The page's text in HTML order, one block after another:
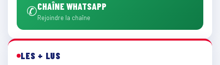
✆CHAÎNE WHATSAPP
Rejoindre la chaîne
LES + LUS